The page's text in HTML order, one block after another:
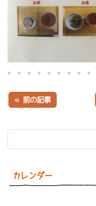
カレンダー
« 前の記事